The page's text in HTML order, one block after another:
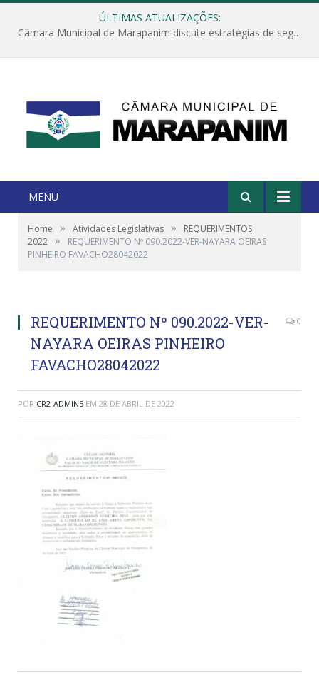
ÚLTIMAS ATUALIZAÇÕES:
Câmara Municipal de Marapanim discute estratégias de segurança com autoridades e poder executivo
MENU
Home » Atividades Legislativas »
REQUERIMENTOS
2022 »
REQUERIMENTO Nº 090.2022-VER-NAYARA OEIRAS
PINHEIRO FAVACHO28042022
REQUERIMENTO Nº 090.2022-VER-
NAYARA OEIRAS PINHEIRO
FAVACHO28042022
0
POR CR2-ADMIN5 EM 28 DE ABRIL DE 2022